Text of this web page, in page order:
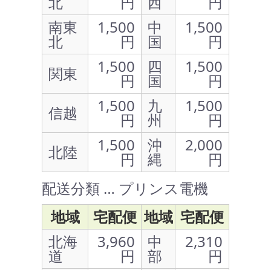
南東
北
1,500
円
中
国
1,500
円
関東
1,500
円
四
国
1,500
円
信越
1,500
円
九
州
1,500
円
北陸
1,500
円
沖
縄
2,000
円
配送分類 … プリンス電機
地域
宅配便 地域 宅配便
北海
道
3,960
円
中
部
2,310
円